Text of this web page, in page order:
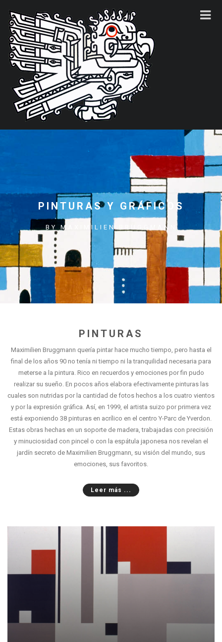
PINTURAS Y GRÁFICOS
BY MAXIMILIEN BRUGGMANN
PINTURAS
Maximilien Bruggmann quería pintar hace mucho tiempo, pero hasta el
final de los años 90 no tenía ni tiempo ni la tranquilidad necesaria para
meterse a la pintura. Rico en recuerdos y emociones por fin pudo
realizar su sueño. En pocos años elabora efectivamente pinturas las
cuales son nutridas por la cantidad de fotos hechos a los cuatro vientos
y por la expresión gráfica. Así, en 1999, el artista suizo por primera vez
está exponiendo 38 pinturas en acrílico en el centro Y-Parc de Yverdon.
Estas obras hechas en un soporte de madera, trabajadas con precisión
y minuciosidad con pincel o con la espátula japonesa nos revelan el
jardín secreto de Maximilien Bruggmann, su visión del mundo, sus
emociones, sus favoritos.
Leer más ...